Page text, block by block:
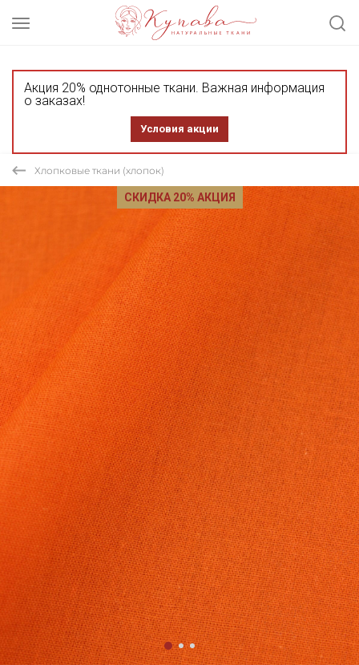
Акция 20% однотонные ткани. Важная информация
о заказах!
Условия акции
Хлопковые ткани (хлопок)
СКИДКА 20% АКЦИЯ